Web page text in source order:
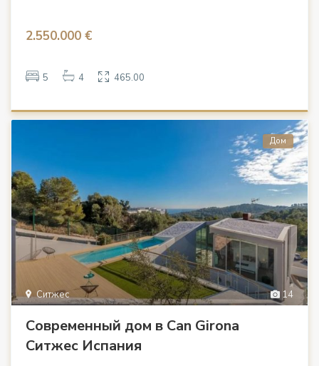
2.550.000 €
5 4 465.00
14
Ситжес
Дом
Современный дом в Can Girona
Ситжес Испания